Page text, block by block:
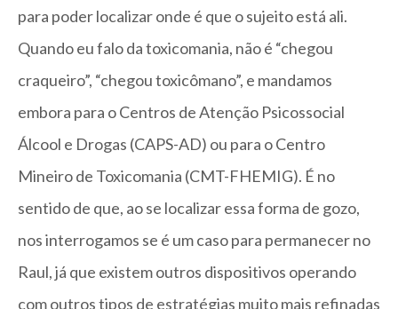
para poder localizar onde é que o sujeito está ali.
Quando eu falo da toxicomania, não é “chegou
craqueiro”, “chegou toxicômano”, e mandamos
embora para o Centros de Atenção Psicossocial
Álcool e Drogas (CAPS-AD) ou para o Centro
Mineiro de Toxicomania (CMT-FHEMIG). É no
sentido de que, ao se localizar essa forma de gozo,
nos interrogamos se é um caso para permanecer no
Raul, já que existem outros dispositivos operando
com outros tipos de estratégias muito mais refinadas